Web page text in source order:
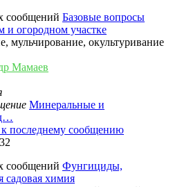
Базовые вопросы
и огородном участке
мульчирование, окультуривание
Мамаев
Минеральные и
последнему сообщению
Фунгициды,
садовая химия